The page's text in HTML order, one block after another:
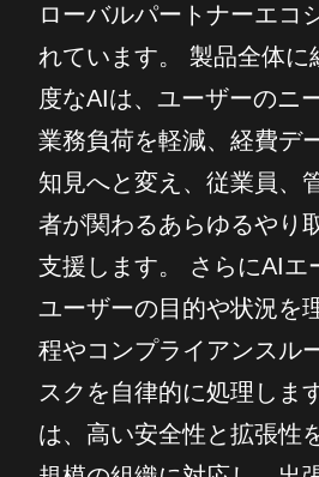
ローバルパートナーエコ
れています。 製品全体に
度なAIは、ユーザーのニ
業務負荷を軽減、経費デ
知見へと変え、従業員、
者が関わるあらゆるやり
支援します。 さらにAIエ
ユーザーの目的や状況を
程やコンプライアンスル
スクを自律的に処理しま
は、高い安全性と拡張性